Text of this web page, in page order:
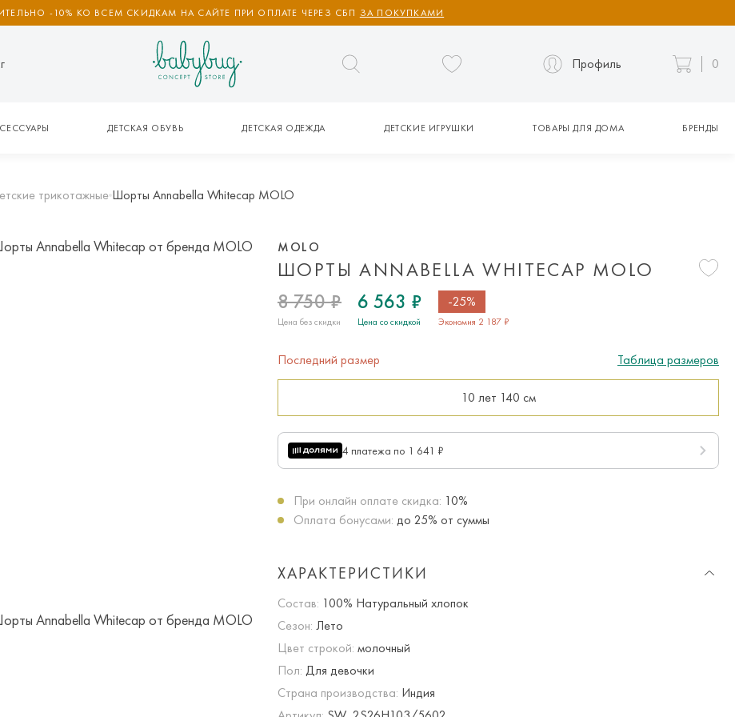
-10% КО ВСЕМ СКИДКАМ НА САЙТЕ ПРИ ОПЛАТЕ ЧЕРЕЗ СБП ЗА ПОКУПКАМИ
Профиль 0
ДЕТСКАЯ ОБУВЬ ДЕТСКАЯ ОДЕЖДА ДЕТСКИЕ ИГРУШКИ ТОВАРЫ ДЛЯ ДОМА БРЕНДЫ
трикотажные Шорты Annabella Whitecap MOLO
ШОРТЫ ANNABELLA WHITECAP MOLO
MOLO
8 750 ₽
Цена без скидки
6 563 ₽
Цена со скидкой
-25%
Экономия 2 187 ₽
Последний размер Таблица размеров
10 лет 140 см
4 платежа по 1 641 ₽
При онлайн оплате скидка: 10%
Оплата бонусами: до 25% от суммы
ХАРАКТЕРИСТИКИ
Состав: 100% Натуральный хлопок
Сезон: Лето
Цвет строкой: молочный
Пол: Для девочки
Страна производства: Индия